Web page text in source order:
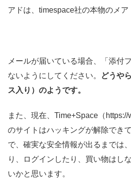
アドは、timespace社の本物のメア
メールが届いている場合、「添付
ないようにしてください。
どうや
ス入り）のようです。
また、現在、Time+Space（https://
のサイトはハッキングが解除でき
で、確実な安全情報が出るまでは
り、ログインしたり、買い物はし
いかと思います。